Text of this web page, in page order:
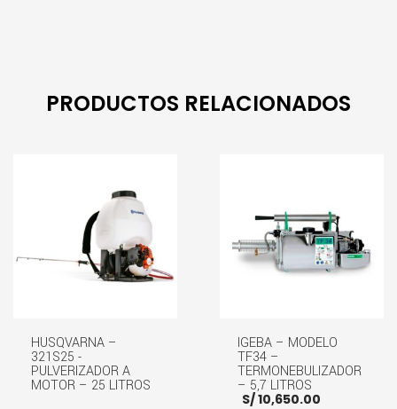
PRODUCTOS RELACIONADOS
HUSQVARNA –
321S25 -
PULVERIZADOR A
MOTOR – 25 LITROS
IGEBA – MODELO
TF34 –
TERMONEBULIZADOR
– 5,7 LITROS
S/10,650.00